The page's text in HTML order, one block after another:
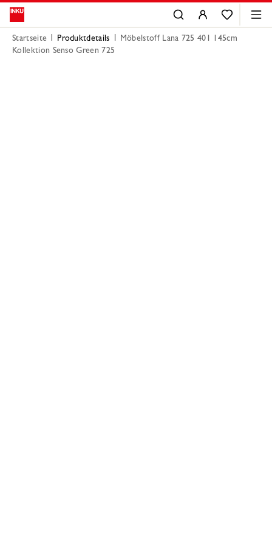
Startseite Produktdetails
Möbelstoff Lana 725 401 145cm
Kollektion Senso Green 725